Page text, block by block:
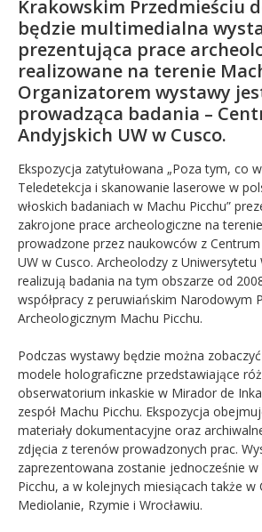
Krakowskim Przedmieściu
będzie multimedialna
prezentująca prace
realizowane na terenie
Organizatorem wystawy
prowadząca badania –
Andyjskich UW w Cusco.
Ekspozycja zatytułowana „Poza tym, co
Teledetekcja i skanowanie laserowe w
włoskich badaniach w Machu Picchu”
zakrojone prace archeologiczne na
prowadzone przez naukowców z
UW w Cusco. Archeolodzy z Uniwersytetu
realizują badania na tym obszarze od
współpracy z peruwiańskim Narodowym
Archeologicznym Machu Picchu.
Podczas wystawy będzie można
modele holograficzne przedstawiające
obserwatorium inkaskie w Mirador de
zespół Machu Picchu. Ekspozycja
materiały dokumentacyjne oraz
zdjęcia z terenów prowadzonych prac.
zaprezentowana zostanie jednocześnie
Picchu, a w kolejnych miesiącach także w
Mediolanie, Rzymie i Wrocławiu.